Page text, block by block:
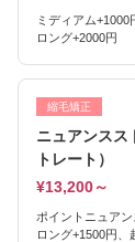
ミディアム+1000
ロング+2000円
縮毛矯正
ニュアンスス
トレート）
¥13,200～
ポイントニュア
ロング+1500円、